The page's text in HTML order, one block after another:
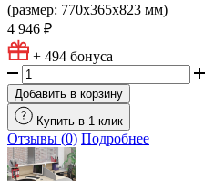
(размер: 770х365х823 мм)
4 946 ₽
+ 494 бонуса
Добавить в корзину
Купить в 1 клик
Отзывы (0) Подробнее